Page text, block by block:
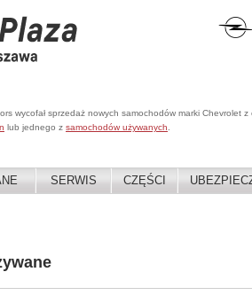
wycofał sprzedaż nowych samochodów marki Chevrolet
lub jednego z samochodów używanych
SERWIS CZĘŚCI